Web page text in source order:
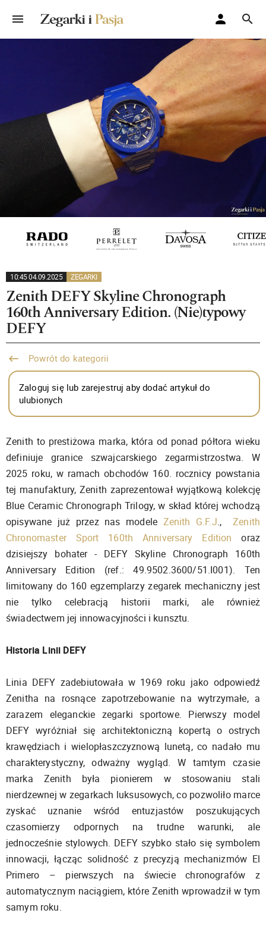
10:45 04.09.2025 ZEGARKI
Zenith DEFY Skyline Chronograph
160th Anniversary Edition. (Nie)typowy
DEFY
Powrót do kategorii
Zaloguj się lub zarejestruj aby dodać artykuł do
ulubionych
Zenith to prestiżowa marka, która od ponad półtora wieku
definiuje granice szwajcarskiego zegarmistrzostwa. W
2025 roku, w ramach obchodów 160. rocznicy powstania
tej manufaktury, Zenith zaprezentował wyjątkową kolekcję
Blue Ceramic Chronograph Trilogy, w skład której wchodzą
opisywane już przez nas modele Zenith G.F.J.,Zenith
Chronomaster Sport 160th Anniversary Edition oraz
dzisiejszy bohater - DEFY Skyline Chronograph 160th
Anniversary Edition (ref.: 49.9502.3600/51.I001). Ten
limitowany do 160 egzemplarzy zegarek mechaniczny jest
nie tylko celebracją historii marki, ale również
świadectwem jej innowacyjności i kunsztu.
Historia Linii DEFY
Linia DEFY zadebiutowała w 1969 roku jako odpowiedź
Zenitha na rosnące zapotrzebowanie na wytrzymałe, a
zarazem eleganckie zegarki sportowe. Pierwszy model
DEFY wyróżniał się architektoniczną kopertą o ostrych
krawędziach i wielopłaszczyznową lunetą, co nadało mu
charakterystyczny, odważny wygląd. W tamtym czasie
marka Zenith była pionierem w stosowaniu stali
nierdzewnej w zegarkach luksusowych, co pozwoliło marce
zyskać uznanie wśród entuzjastów poszukujących
czasomierzy odpornych na trudne warunki, ale
jednocześnie stylowych. DEFY szybko stało się symbolem
innowacji, łącząc solidność z precyzją mechanizmów El
Primero – pierwszych na świecie chronografów z
automatycznym naciągiem, które Zenith wprowadził w tym
samym roku.